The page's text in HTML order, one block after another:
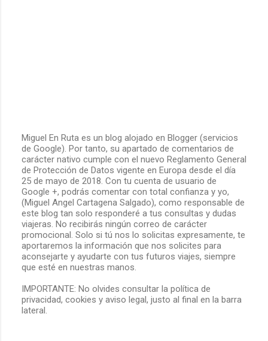
P
u
b
l
i
c
a
r
u
n
c
o
e
n
t
Miguel En Ruta es un blog alojado en Blogger (servicios
de Google). Por tanto, su apartado de comentarios de
carácter nativo cumple con el nuevo Reglamento General
de Protección de Datos vigente en Europa desde el día
25 de mayo de 2018. Con tu cuenta de usuario de
Google +, podrás comentar con total confianza y yo,
(Miguel Angel Cartagena Salgado), como responsable de
este blog tan solo responderé a tus consultas y dudas
viajeras. No recibirás ningún correo de carácter
promocional. Solo si tú nos lo solicitas expresamente, te
aportaremos la información que nos solicites para
aconsejarte y ayudarte con tus futuros viajes, siempre
que esté en nuestras manos.
IMPORTANTE: No olvides consultar la política de
privacidad, cookies y aviso legal, justo al final en la barra
lateral.